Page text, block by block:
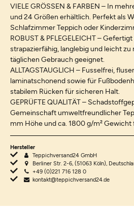
VIELE GRÖSSEN & FARBEN – In
und 24 Größen erhältlich. Perfekt als
Schlafzimmer Teppich oder
ROBUST & PFLEGELEICHT –
strapazierfähig, langlebig und leicht
täglichen Gebrauch geeignet.
ALLTAGSTAUGLICH – Fusselfrei,
laminatschonend sowie für
stabilem Rücken für sicheren Halt.
GEPRÜFTE QUALITÄT –
Gemeinschaft umweltfreundlicher
mm Höhe und ca. 1800 g/m² Gewicht
Hersteller
Teppichversand24 GmbH
Berliner Str. 2-6, (51063 Köln),
+49 (0)221 716 128 0
kontakt@teppichversand24.de